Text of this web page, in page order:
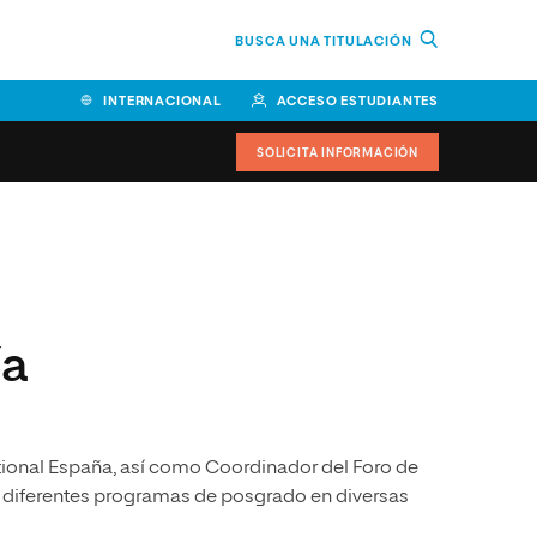
BUSCA UNA TITULACIÓN
INTERNACIONAL ACCESO ESTUDIANTES
Salud
Escuela Superior de Ingeniería
y Tecnología (ESIT)
SOLICITA INFORMACIÓN
España, así como Coordinador del Foro de
programas de posgrado en diversas